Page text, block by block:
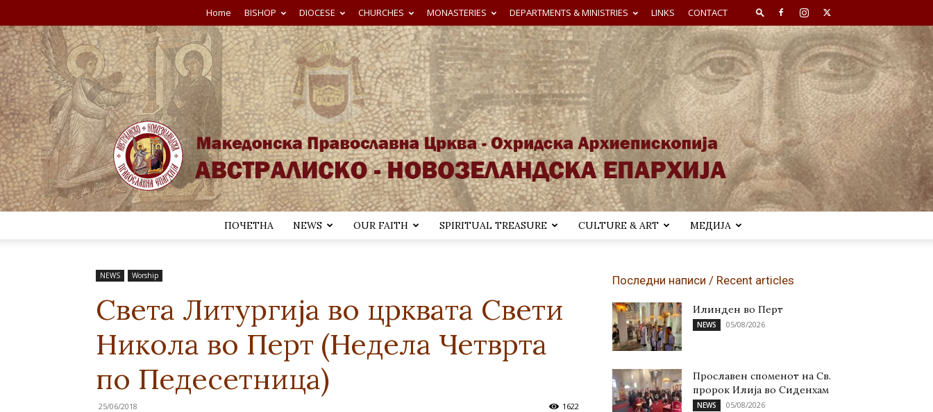
Home BISHOP DIOCESE CHURCHES MONASTERIES DEPARTMENTS & MINISTRIES LINKS CONTACT
новозеландска
ПОЧЕТНА NEWS OUR FAITH SPIRITUAL TREASURE CULTURE & ART МЕДИЈА
NEWS Worship
Света Литургија во црквата Свети
Никола во Перт (Недела Четврта
по Педесетница)
25/06/2018 1622
Последни написи / Recent articles
Илинден во Перт
NEWS 05/08/2026
Прославен споменот на Св.
пророк Илија во Сиденхам
NEWS 05/08/2026